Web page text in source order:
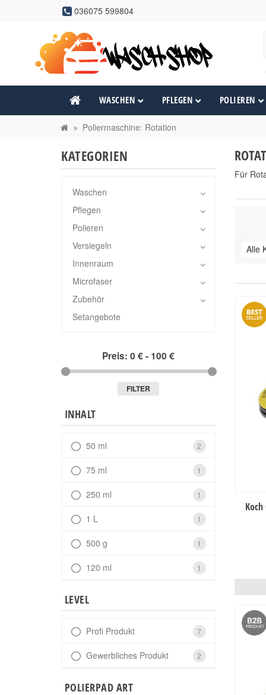
036075 599804
WASCHEN PFLEGEN POLIEREN
Poliermaschine: Rotation
Für
Alle
KATEGORIEN
Waschen
Pflegen
Polieren
Versiegeln
Innenraum
Microfaser
Zubehör
Setangebote
Preis:0 €- 100 €
FILTER
INHALT
2
50 ml
1
75 ml
1
250 ml
1
1 L
1
500 g
1
120 ml
LEVEL
7
Profi Produkt
2
Gewerbliches Produkt
POLIERPAD ART